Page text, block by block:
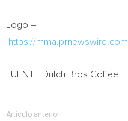
Logo –
https://
FUENTE Dutch Bros Coffee
Artículo anterior